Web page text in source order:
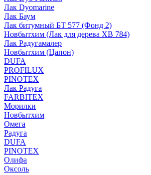
Лак Dyomarine
Лак Баум
Лак битумный БТ 577 (Фонд 2)
Новбытхим (Лак для дерева ХВ 784)
Лак Радугамалер
Новбытхим (Цапон)
DUFA
PROFILUX
PINOTEX
Лак Радуга
FARBITEX
Морилки
Новбытхим
Омега
Радуга
DUFA
PINOTEX
Олифа
Оксоль